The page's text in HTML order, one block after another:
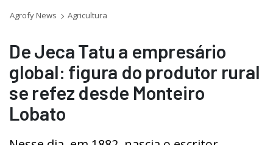
Agrofy News Agricultura
De Jeca Tatu a empresário
global: figura do produtor rural
se refez desde Monteiro
Lobato